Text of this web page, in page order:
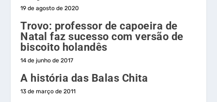
19 de agosto de 2020
Trovo: professor de capoeira de
Natal faz sucesso com versão de
biscoito holandês
14 de junho de 2017
A história das Balas Chita
13 de março de 2011